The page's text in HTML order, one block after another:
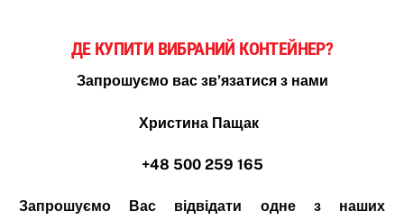
ДЕ КУПИТИ ВИБРАНИЙ КОНТЕЙНЕР?
Запрошуємо вас зв’язатися з нами
Христина Пащак
+48 500 259 165
Запрошуємо Вас відвідати одне з наших